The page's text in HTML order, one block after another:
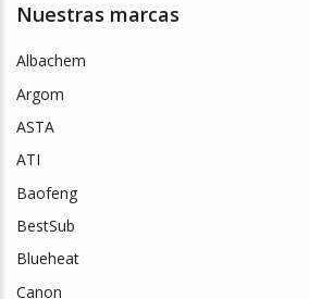
Nuestras marcas
Albachem
Argom
ASTA
ATI
Baofeng
BestSub
Blueheat
Canon